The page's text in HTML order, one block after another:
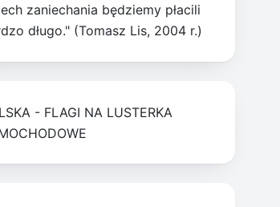
zaniechania będziemy płacili
długo." (Tomasz Lis, 2004 r.)
- FLAGI NA LUSTERKA